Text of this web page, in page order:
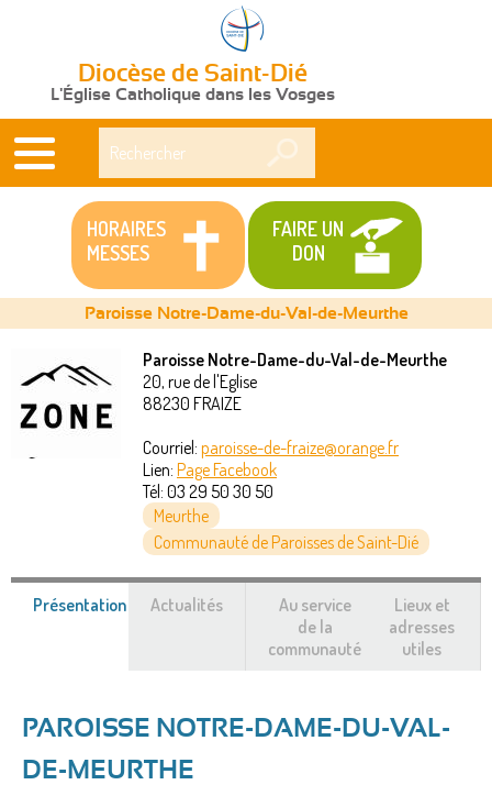
Diocèse de Saint-Dié
L'Église Catholique dans les Vosges
HORAIRES
MESSES
FAIRE UN
DON
Vous
êtes
Paroisse Notre-Dame-du-Val-de-Meurthe
Paroisse Notre-Dame-du-Val-de-Meurthe
20, rue de l'Eglise
88230 FRAIZE
Courriel: paroisse-de-fraize@orange.fr
Lien: Page Facebook
Tél: 03 29 50 30 50
Meurthe
Communauté de Paroisses de Saint-Dié
Présentation (onglet
Actualités
Au service
de la
communauté
Lieux et
adresses
utiles
PAROISSE NOTRE-DAME-DU-VAL-
DE-MEURTHE